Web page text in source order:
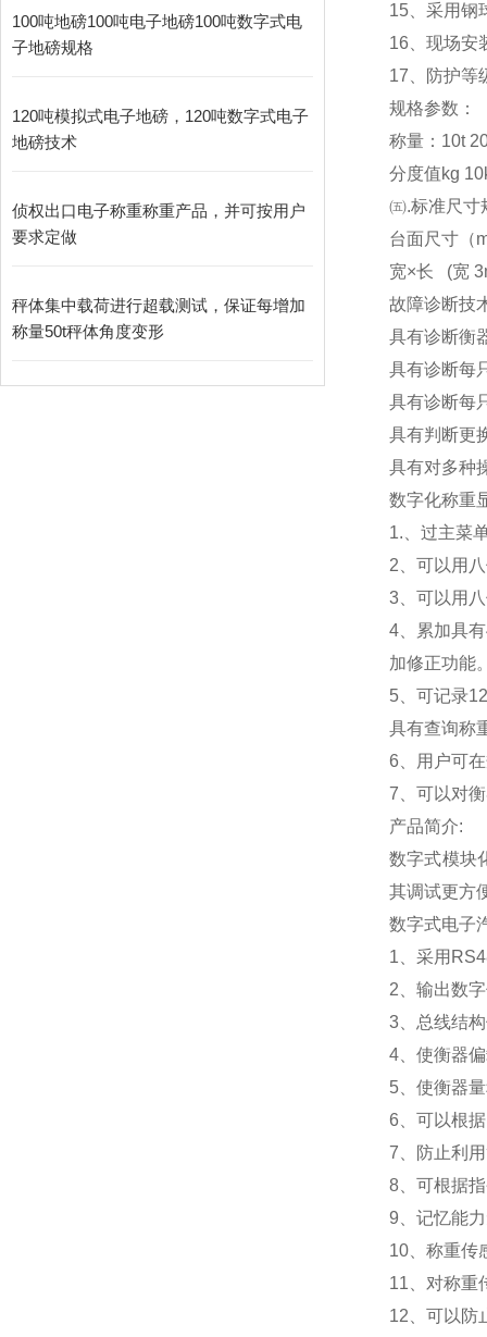
100吨地磅100吨电子地磅100吨数字式电
子地磅规格
120吨模拟式电子地磅，120吨数字式电子
地磅技术
侦权出口电子称重称重产品，并可按用户
要求定做
秤体集中载荷进行超载测试，保证每增加
称量50t秤体角度变形
15 、采用
16 、现场
17 、防护
规格参数：
称量：10t
分度值kg
㈤.标准尺寸
台面尺寸（
宽×长 (宽
故障诊断技
具有诊断衡
具有诊断每
具有诊断每
具有判断更
具有对多种
数字化称重
1. 、过主菜
2 、可以用
3 、可以用
4 、累加具
加修正功能
5 、可记录
具有查询称
6 、用户可
7 、可以对
产品简介:
数字式模块
其调试更方
数字式电子
1 、采用
2 、输出数
3 、总线结
4 、使衡器
5 、使衡器
6 、可以根
7 、防止利
8 、可根据
9 、记忆能
10 、称重
11 、对称
12 、可以